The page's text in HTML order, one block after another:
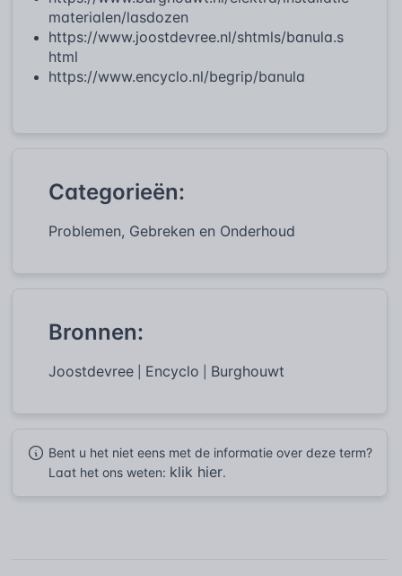
materialen/lasdozen
https://www.joostdevree.nl/shtmls/banula.s
html
https://www.encyclo.nl/begrip/banula
Categorieën:
Problemen, Gebreken en Onderhoud
Bronnen:
Joostdevree Encyclo Burghouwt
Bent u het niet eens met de informatie over deze term?
Laat het ons weten: klik hier.